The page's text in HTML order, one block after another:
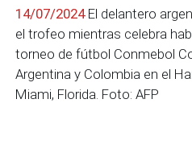
14/07/2024El delantero
el trofeo mientras celebra
torneo de fútbol Conmebol
Argentina y Colombia en el
Miami, Florida. Foto: AFP